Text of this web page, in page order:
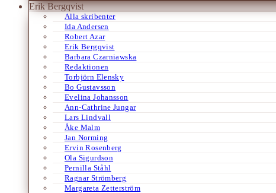
Erik Bergqvist
Alla skribenter
Ida Andersen
Robert Azar
Erik Bergqvist
Barbara Czarniawska
Redaktionen
Torbjörn Elensky
Bo Gustavsson
Evelina Johansson
Ann-Cathrine Jungar
Lars Lindvall
Åke Malm
Jan Norming
Ervin Rosenberg
Ola Sigurdson
Pernilla Ståhl
Ragnar Strömberg
Margareta Zetterström